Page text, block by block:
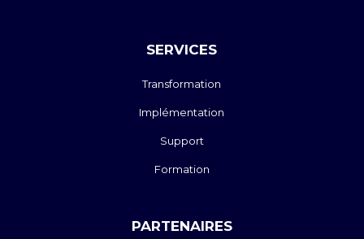
SERVICES
Transformation
Implémentation
Support
Formation
PARTENAIRES